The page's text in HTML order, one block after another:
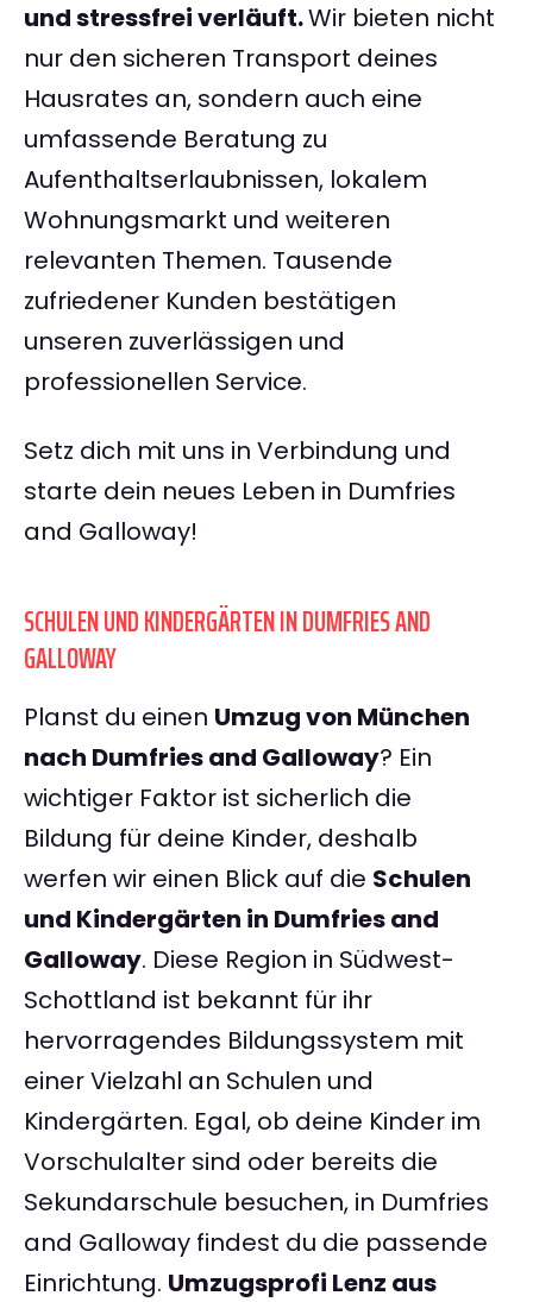
und stressfrei verläuft.Wir bieten nicht
nur den sicheren Transport deines
Hausrates an, sondern auch eine
umfassende Beratung zu
Aufenthaltserlaubnissen, lokalem
Wohnungsmarkt und weiteren
relevanten Themen. Tausende
zufriedener Kunden bestätigen
unseren zuverlässigen und
professionellen Service.
Setz dich mit uns in Verbindung und
starte dein neues Leben in Dumfries
and Galloway!
SCHULEN UND KINDERGÄRTEN IN DUMFRIES AND
GALLOWAY
Planst du einen Umzug von München
nach Dumfries and Galloway? Ein
wichtiger Faktor ist sicherlich die
Bildung für deine Kinder, deshalb
werfen wir einen Blick auf die Schulen
und Kindergärten in Dumfries and
Galloway. Diese Region in Südwest-
Schottland ist bekannt für ihr
hervorragendes Bildungssystem mit
einer Vielzahl an Schulen und
Kindergärten. Egal, ob deine Kinder im
Vorschulalter sind oder bereits die
Sekundarschule besuchen, in Dumfries
and Galloway findest du die passende
Einrichtung. Umzugsprofi Lenz aus